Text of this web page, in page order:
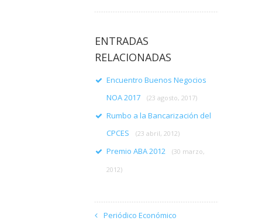
ENTRADAS
RELACIONADAS
Encuentro Buenos Negocios
NOA 2017
(23 agosto, 2017)
Rumbo a la Bancarización del
CPCES
(23 abril, 2012)
Premio ABA 2012 (30 marzo,
2012)
Periódico Económico